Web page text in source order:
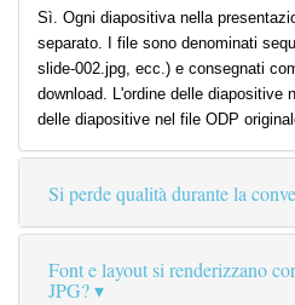
Sì. Ogni diapositiva nella
separato. I file sono denominati
slide-002.jpg, ecc.) e consegnati
download. L'ordine delle diapositive
delle diapositive nel file ODP
Si perde qualità durante la
Font e layout si renderizzano
JPG?